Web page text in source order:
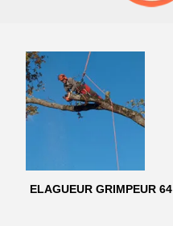
ELAGUEUR GRIMPEUR 64